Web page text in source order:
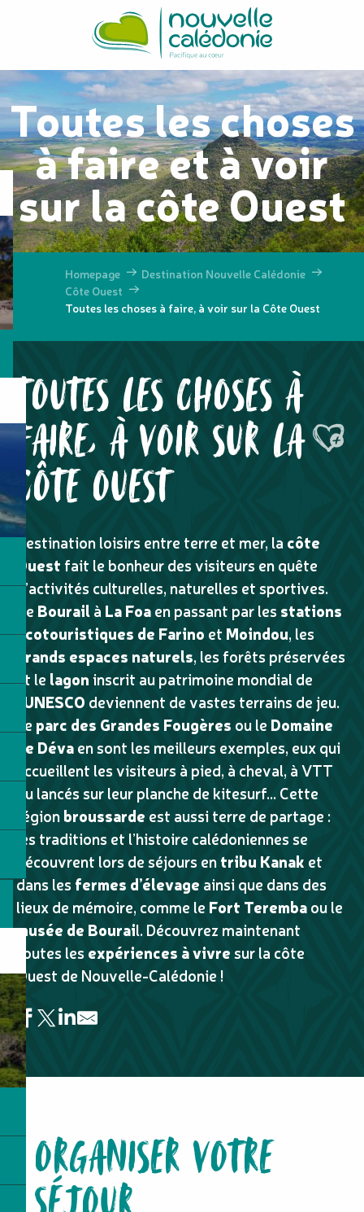
principal
Toutes les choses
à faire et à voir
sur la côte Ouest
Homepage
Destination Nouvelle Calédonie
Côte Ouest
Toutes les choses à faire, à voir sur la Côte Ouest
TOUTES LES CHOSES À
FAIRE, À VOIR SUR LA
CÔTE OUEST
Destination loisirs entre terre et mer, la côte
Ouest fait le bonheur des visiteurs en quête
d’activités culturelles, naturelles et sportives.
De Bourailà La Foaen passant par les stations
écotouristiques de Farino et Moindou, les
grands espaces naturels, les forêts préservées
et le lagoninscrit au patrimoine mondial de
UNESCO deviennent de vastes terrains de jeu.
Le parc des Grandes Fougères ou le Domaine
de Dévaen sont les meilleurs exemples, eux qui
accueillent les visiteurs à pied, à cheval, à VTT
ou lancés sur leur planche de kitesurf… Cette
régionbroussarde est aussi terre de partage :
les traditions et l’histoire calédoniennes se
découvrent lors de séjours entribu Kanak et
dans les fermes d’élevage ainsi que dans des
lieux de mémoire, comme le Fort Terembaou le
musée de Bourail. Découvrez maintenant
toutes les expériences à vivresur la côte
Ouest de Nouvelle-Calédonie !
Scub'Addict
Hôtel Hibiscus
Ferme Auberge de Pierrat - Producteur
Mont Do
Tribu de Gouaro
ORGANISER VOTRE